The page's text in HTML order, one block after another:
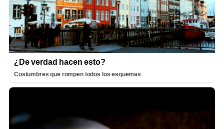
¿De verdad hacen esto?
Costumbres que rompen todos los esquemas